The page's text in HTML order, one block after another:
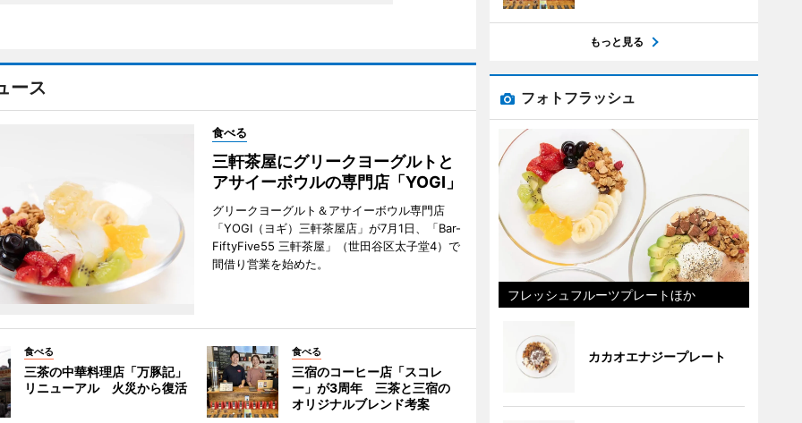
ース
食べる
三軒茶屋にグリークヨーグルトと
アサイーボウルの専門店「YOGI」
グリークヨーグルト＆アサイーボウル専門店
「YOGI（ヨギ）三軒茶屋店」が7月1日、「Bar-
FiftyFive55 三軒茶屋」（世田谷区太子堂4）で
間借り営業を始めた。
食べる
三茶の中華料理店「万豚記」
リニューアル 火災から復活
食べる
三宿のコーヒー店「スコレ
ー」が3周年 三茶と三宿の
オリジナルブレンド考案
もっと見る
フォトフラッシュ
フレッシュフルーツプレートほか
カカオエナジープレート